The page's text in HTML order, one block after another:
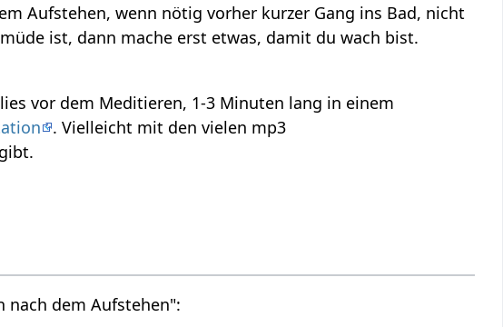
Aufstehen, wenn nötig vorher kurzer Gang ins Bad, nicht
ist, dann mache erst etwas, damit du wach bist.
vor dem Meditieren, 1-3 Minuten lang in einem
. Vielleicht mit den vielen mp3
nach dem Aufstehen":